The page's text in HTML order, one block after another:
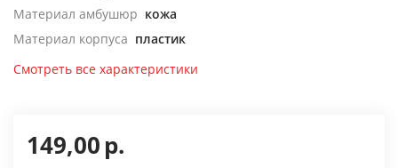
Материал амбушюр кожа
Материал корпуса пластик
Смотреть все характеристики
149,00р.